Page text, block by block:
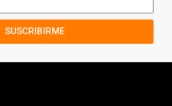
SUSCRIBIRME